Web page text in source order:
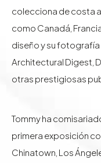
colecciona de costa
como Canadá,
diseño y su
Architectural Digest,
otras prestigiosas
Tommy ha
primera exposición
Chinatown, Los